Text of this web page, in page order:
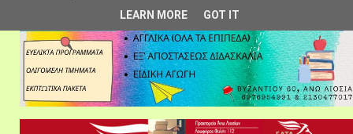
LEARN MORE GOT IT